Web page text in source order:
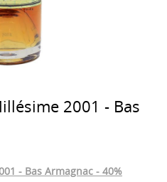
2001 - Bas
- Bas Armagnac - 40%